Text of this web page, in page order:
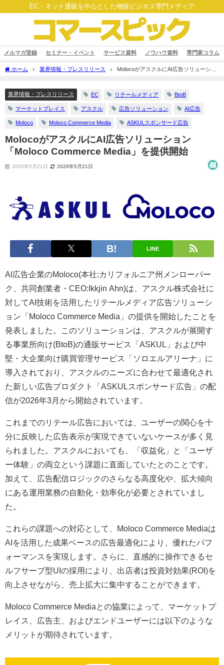
EC・ネット通販を中心とした物販ビジネス専門メディア
メルマガ登録 セミナー・イベント サービス資料 ノウハウ資料 専門家コラム
ホーム 業界情報・プレスリリース
MolocoがアスクルにAI広告ソリューショ
業界情報・プレスリリース EC リテールメディア BtoB
マーケットプレイス アスクル 広告ソリューション AI広告
Moloco Moloco Commerce Media ASKULスポンサード広告
MolocoがアスクルにAI広告ソリューション
「Moloco Commerce Media」を提供開始
2026年5月21日 2026年5月21日
LINE
AI広告企業のMoloco(本社:カリフォルニア州メンローパー
ク、共同創業者・CEO:Ikkjin Ahn)は、アスクル株式会社に
対してAI技術を活用したリテールメディア広告ソリューシ
ョン「Moloco Commerce Media」の提供を開始したことを
発表しました。このソリューションは、アスクルが展開す
る事業所向け(BtoB)の通販サービス「ASKUL」および中
堅・大企業向け購買管理サービス「ソロエルアリーナ」に
導入されており、アスクルのニーズに合わせて最適化され
た新しい広告プロダクト「ASKULスポンサード広告」の配
信が2026年3月から開始されています。
これまでのリテール広告においては、ユーザーの関心を十
分に反映した広告表示が実現できていないケースが多く見
られました。アスクルにおいても、「収益化」と「ユーザ
ー体験」の両立という課題に直面していたとのことです。
加えて、広告配信ロジックのさらなる高度化や、拡大傾向
にある運用業務の自動化・効率化が必要とされていまし
た。
これらの課題への対応として、Moloco Commerce Mediaは
AIを活用した成果ベースの広告最適化により、優れたパフ
ォーマンスを実現します。さらに、直感的に操作できるセ
ルフサーブ型UIの採用により、出店者は投資対効果(ROI)を
向上させながら、売上拡大に集中することができます。
Moloco Commerce Mediaとの協業によって、マーケットプ
レイス、広告主、およびエンドユーザーには以下のような
メリットが期待されています。